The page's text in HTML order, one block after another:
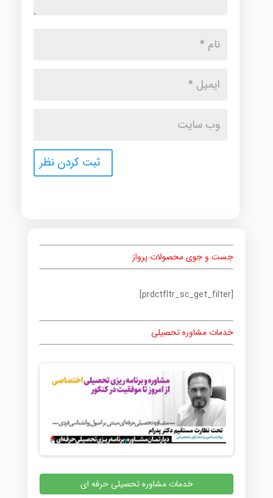
جست و جوی محصولات پرواز
[prdctfltr_sc_get_filter]
خدمات مشاوره تحصیلی
خدمات مشاوره تحصیلی حرفه ای